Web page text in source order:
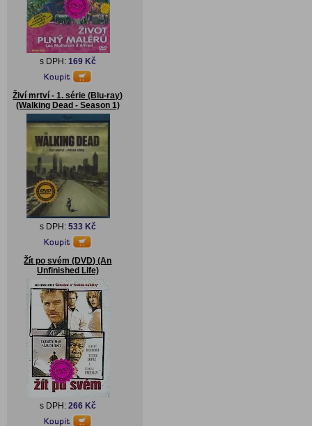
s DPH: 169 Kč
Živí mrtví - 1. série (Blu-ray)
(Walking Dead - Season 1)
s DPH: 533 Kč
Žít po svém (DVD) (An
Unfinished Life)
s DPH: 266 Kč